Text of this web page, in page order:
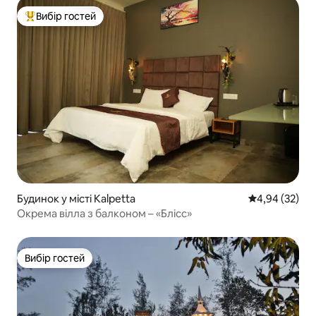
Топ вибір гостей
Вибір гостей
Будинок у місті Kalpetta Середня
4,94 (32)
Окрема вілла з балконом – «Блісс»
Вибір гостей
Вибір гостей